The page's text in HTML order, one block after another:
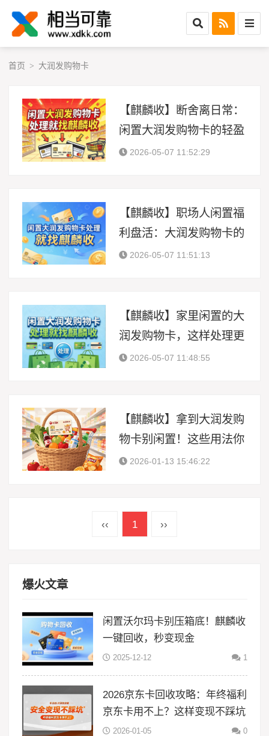
首页 > 大润发购物卡
【麒麟收】断舍离日常：
闲置大润发购物卡的轻盈
处理方案
2026-05-07 11:52:29
【麒麟收】职场人闲置福
利盘活：大润发购物卡的
高效处理方式
2026-05-07 11:51:13
【麒麟收】家里闲置的大
润发购物卡，这样处理更
省心2026-05-07 11:48:55
【麒麟收】拿到大润发购
物卡别闲置！这些用法你
可能没想到
2026-01-13 15:46:22
‹‹ 1 ››
爆火文章
闲置沃尔玛卡别压箱底！麒麟收
一键回收，秒变现金
2025-12-12 1
2026京东卡回收攻略：年终福利
京东卡用不上？这样变现不踩坑
2026-01-05 0